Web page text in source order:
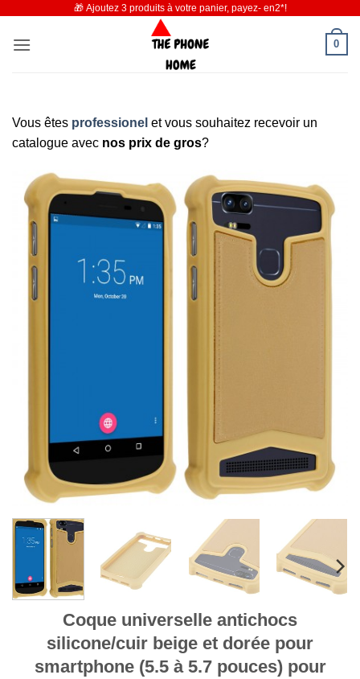
contenu
🎁 Ajoutez 3 produits à votre panier, payez- en2*!
0
Vous êtes professionel et vous souhaitez recevoir un
catalogue avec nos prix de gros?
Coque universelle antichocs
silicone/cuir beige et dorée pour
smartphone (5.5 à 5.7 pouces) pour